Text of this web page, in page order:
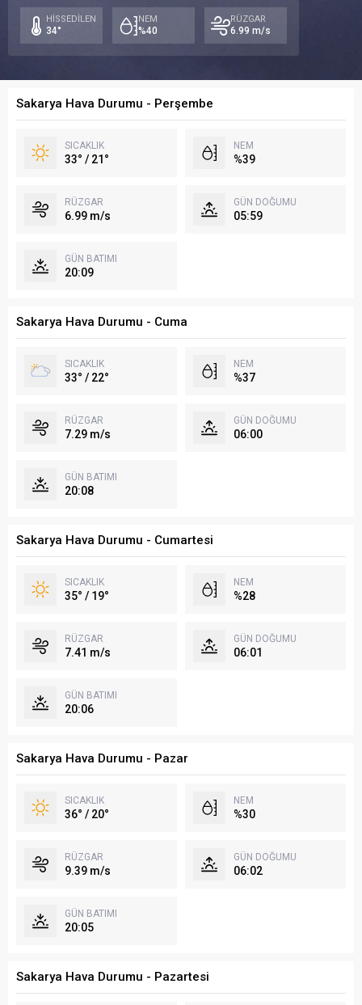
HİSSEDİLEN
34°
NEM
%40
RÜZGAR
6.99 m/s
Sakarya Hava Durumu - Perşembe
SICAKLIK
33° / 21°
NEM
%39
RÜZGAR
6.99 m/s
GÜN DOĞUMU
05:59
GÜN BATIMI
20:09
Sakarya Hava Durumu - Cuma
SICAKLIK
33° / 22°
NEM
%37
RÜZGAR
7.29 m/s
GÜN DOĞUMU
06:00
GÜN BATIMI
20:08
Sakarya Hava Durumu - Cumartesi
SICAKLIK
35° / 19°
NEM
%28
RÜZGAR
7.41 m/s
GÜN DOĞUMU
06:01
GÜN BATIMI
20:06
Sakarya Hava Durumu - Pazar
SICAKLIK
36° / 20°
NEM
%30
RÜZGAR
9.39 m/s
GÜN DOĞUMU
06:02
GÜN BATIMI
20:05
Sakarya Hava Durumu - Pazartesi